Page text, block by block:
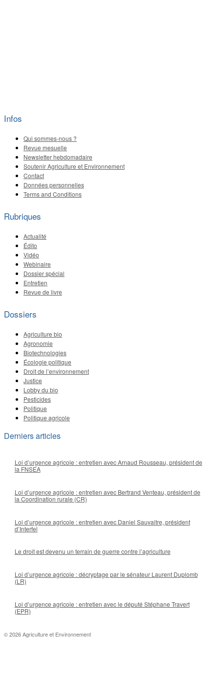
Infos
Qui sommes-nous ?
Revue mesuelle
Newsletter hebdomadaire
Soutenir Agriculture et Environnement
Contact
Données personnelles
Terms and Conditions
Rubriques
Actualité
Édito
Vidéo
Webinaire
Dossier spécial
Entretien
Revue de livre
Dossiers
Agriculture bio
Agronomie
Biotechnologies
Écologie politique
Droit de l’environnement
Justice
Lobby du bio
Pesticides
Politique
Politique agricole
Derniers articles
Loi d’urgence agricole : entretien avec Arnaud Rousseau, président de
la FNSEA
Loi d’urgence agricole : entretien avec Bertrand Venteau, président de
la Coordination rurale (CR)
Loi d’urgence agricole : entretien avec Daniel Sauvaitre, président
d’Interfel
Le droit est devenu un terrain de guerre contre l’agriculture
Loi d’urgence agricole : décryptage par le sénateur Laurent Duplomb
(LR)
Loi d’urgence agricole : entretien avec le député Stéphane Travert
(EPR)
© 2026 Agriculture et Environnement